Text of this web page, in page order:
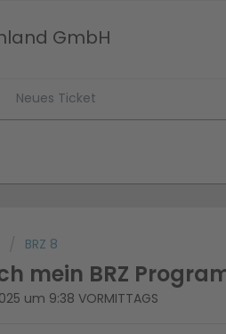
GmbH
Neues Ticket
BRZ 8
mein BRZ
um 9:38 VORMITTAGS